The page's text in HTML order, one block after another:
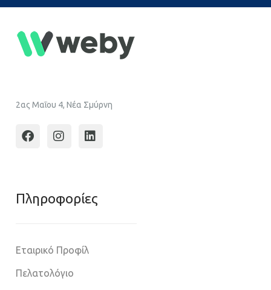
2ας Μαΐου 4, Νέα Σμύρνη
Πληροφoρίες
Εταιρικό Προφίλ
Πελατολόγιο